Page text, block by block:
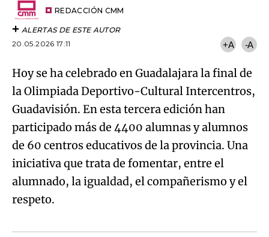
REDACCIÓN CMM
ALERTAS DE ESTE AUTOR
20.05.2026 17:11
+A -A
Hoy se ha celebrado en Guadalajara la final de
la Olimpiada Deportivo-Cultural Intercentros,
Guadavisión. En esta tercera edición han
participado más de 4400 alumnas y alumnos
de 60 centros educativos de la provincia. Una
iniciativa que trata de fomentar, entre el
alumnado, la igualdad, el compañerismo y el
respeto.